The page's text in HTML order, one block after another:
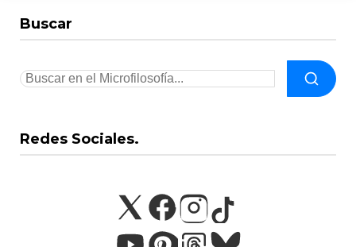
Buscar
Redes Sociales.